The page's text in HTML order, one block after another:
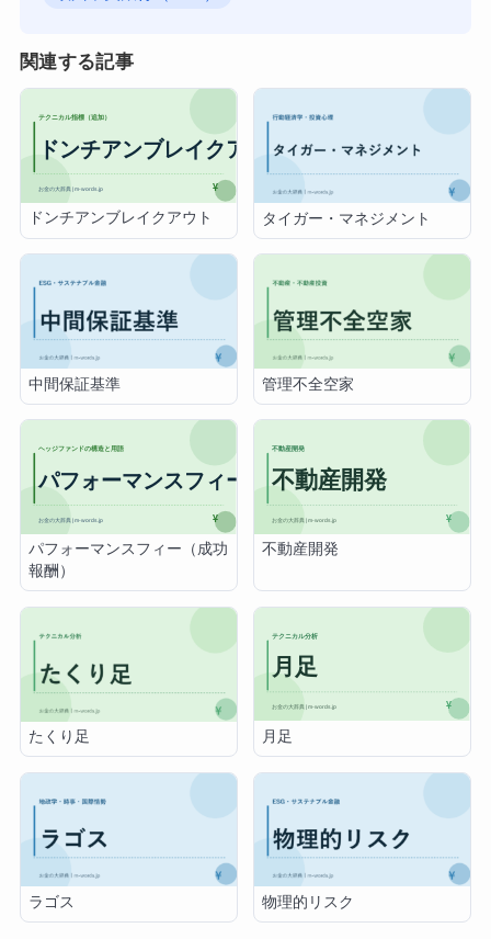
関連する記事
ドンチアンブレイクアウト タイガー・マネジメント
中間保証基準 管理不全空家
パフォーマンスフィー（成功
報酬）
不動産開発
たくり足 月足
ラゴス 物理的リスク